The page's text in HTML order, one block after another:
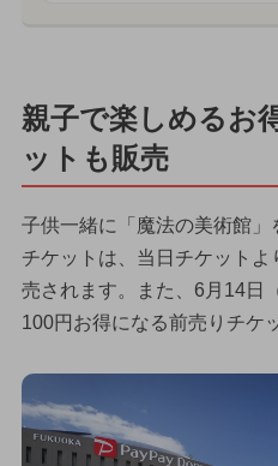
親子で楽しめるお
ットも販売
子供一緒に「魔法の美術館
チケットは、当日チケット
売されます。また、6月14日
100円お得になる前売りチケ